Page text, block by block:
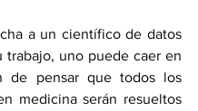
a un científico de datos
trabajo, uno puede caer en
de pensar que todos los
medicina serán resueltos